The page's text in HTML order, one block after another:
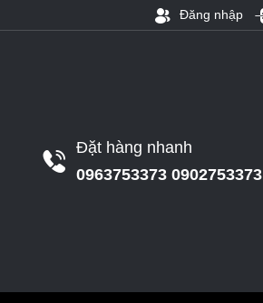
Đăng nhập
Đặt hàng nhanh
0963753373 0902753373